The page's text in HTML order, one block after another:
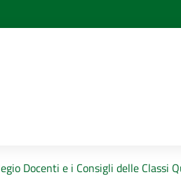
Docenti e i Consigli delle Classi